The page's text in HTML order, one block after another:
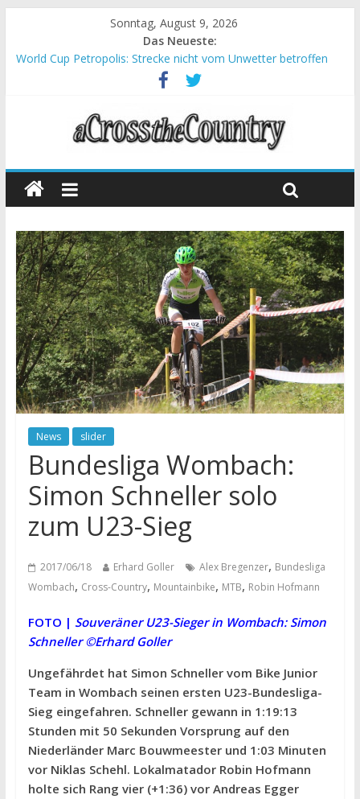
Sonntag, August 9, 2026
Das Neueste:
World Cup Petropolis: Strecke nicht vom Unwetter betroffen
Krumbach und Obergessertshausen: Mountainbike-Bundesliga
Supercup Massi Banyoles: Siege für Carod und Richards
Halbzeit beim Andalucia Bike Race: Weltmeister Seewald führt
Chelva: Schweizer Doppelsieg beim ersten XCO-Rennen der
News slider
Bundesliga Wombach:
Simon Schneller solo
zum U23-Sieg
2017/06/18 Erhard Goller Alex Bregenzer, Bundesliga
Wombach, Cross-Country, Mountainbike, MTB, Robin Hofmann
FOTO | Souveräner U23-Sieger in Wombach: Simon
Schneller ©Erhard Goller
Ungefährdet hat Simon Schneller vom Bike Junior
Team in Wombach seinen ersten U23-Bundesliga-
Sieg eingefahren. Schneller gewann in 1:19:13
Stunden mit 50 Sekunden Vorsprung auf den
Niederländer Marc Bouwmeester und 1:03 Minuten
vor Niklas Schehl. Lokalmatador Robin Hofmann
holte sich Rang vier (+1:36) vor Andreas Egger